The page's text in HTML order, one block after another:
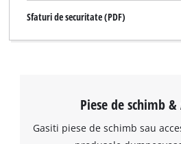
Avem nevoie de
Sfaturi de securitate (PDF)
Piese de schimb &
Gasiti piese de schimb sau